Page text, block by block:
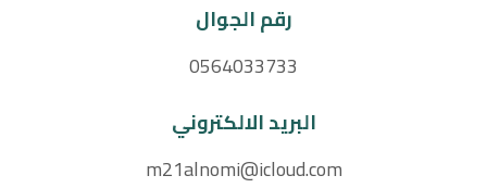
رقم الجوال
0564033733
البريد الالكتروني
m21alnomi@icloud.com